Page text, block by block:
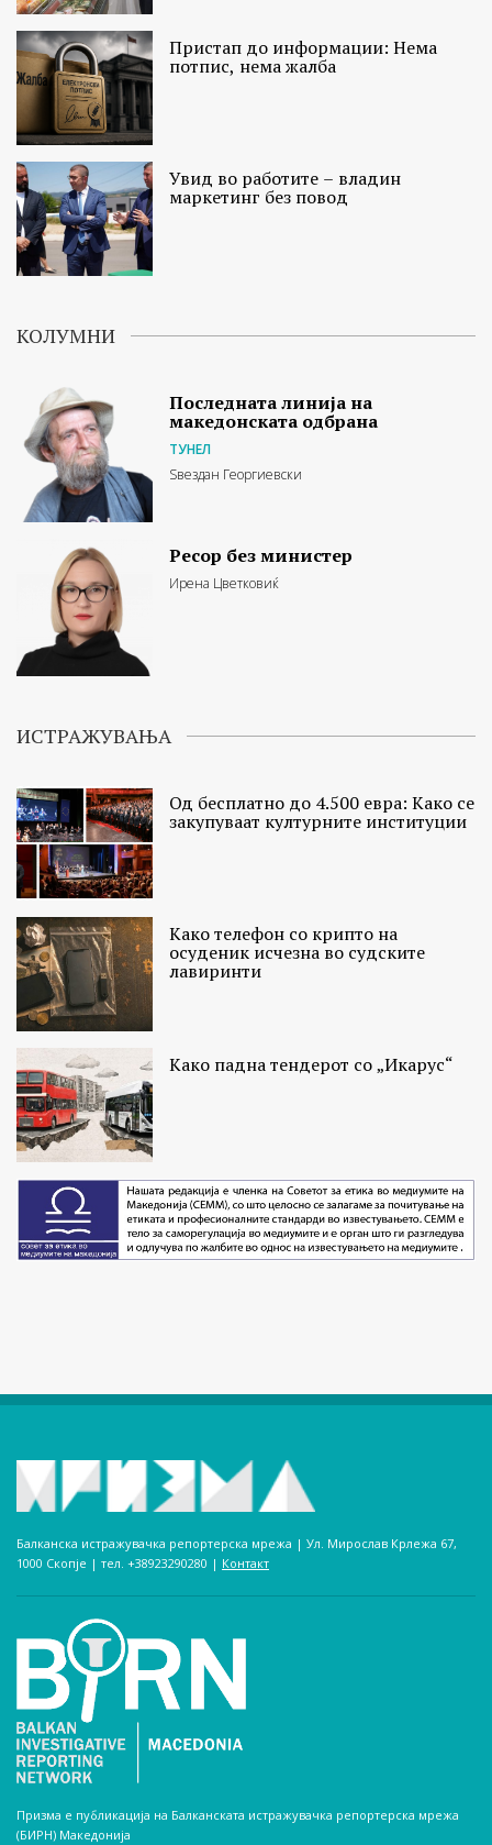
Пристап до информации: Нема
потпис, нема жалба
Увид во работите – владин
маркетинг без повод
КОЛУМНИ
Последната линија на
македонската одбрана
ТУНЕЛ
Ѕвездан Георгиевски
Ресор без министер
Ирена Цветковиќ
ИСТРАЖУВАЊА
Од бесплатно до 4.500 евра: Како се
закупуваат културните институции
Како телефон со крипто на
осуденик исчезна во судските
лавиринти
Како падна тендерот со „Икарус“
Балканска истражувачка репортерска мрежа | Ул. Мирослав Крлежа 67,
1000 Скопје | тел. +38923290280­ | Контакт
Призма е публикација на Балканската истражувачка репортерска мрежа
(БИРН) Македонија